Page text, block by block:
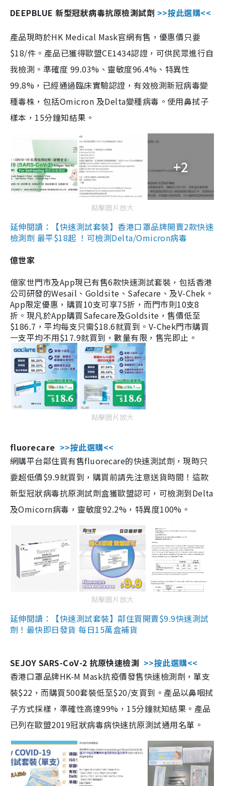
DEEPBLUE 新型冠狀病毒抗原檢測試劑 >>按此選購<<
產品現時於HK Medical Mask官網有售，優惠價只要
$18/件。產品已獲得歐盟CE1434認證，可供民眾進行自
我檢測。準確度 99.03%、靈敏度96.4%、特異性
99.8%，已經通過臨床實驗認證，有效檢測新冠病毒變
種毒株，包括Omicron 及Delta變種病毒。使用鼻拭子
樣本，15分鐘知結果。
+2
點擊圖片放大
延伸閱讀：【快速測試套裝】香港口罩品牌開賣2款快速
檢測劑 最平$18起 ！可檢測Delta/Omicron病毒
億世家
億家世門市及App現已有售6款快速測試套裝，包括香港
公司研發的Wesail、Goldsite、Safecare、及V-Chek。
App限定優惠，購買10支可享75折，而門市則10支8
折。現凡於App購買Safecare及Goldsite，售價低至
$186.7，平均每支只需$18.6就買到。V-Chek門市購買
一支平均不用$17.9就買到，數量有限，售完即止。
點擊圖片放大
fluorecare >>按此選購<<
網購平台鄰住買有售fluorecare的快速測試劑，現時只
要超低價$9.9就買到，購買前請先注意送貨時間！這款
新型冠狀病毒抗原測試劑盒獲歐盟認可，可檢測到Delta
及Omicorn病毒，靈敏度92.2%，特異度100%。
點擊圖片放大
延伸閱讀：【快速測試套裝】鄰住買開賣$9.9快速測試
劑！最快即日發貨 每日15萬盒補貨
SEJOY SARS-CoV-2 抗原快速檢測 >>按此選購<<
香港口罩品牌HK-M Mask抗疫價發售快速檢測劑，單支
裝$22，而購買500套裝低至$20/支買到。產品以鼻咽拭
子方式採樣，準確性高達99%，15分鐘就知結果。產品
已列在歐盟2019冠狀病毒病快速抗原測試通用名單。